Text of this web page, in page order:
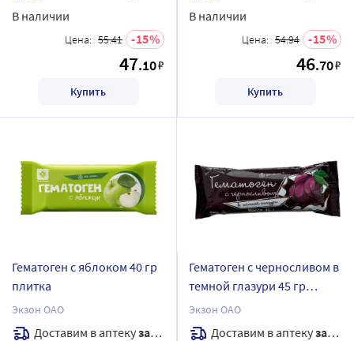
В наличии
Цена: 55.41 15
47.10₽
Купить
В наличии
Цена: 54.94 15
46.70₽
Купить
Гематоген с яблоком 40 гр
плитка
Экзон ОАО
Доставим в аптекузавтра
Гематоген с черносливом в
темной глазури 45 гр
плитка/экзон
Экзон ОАО
Доставим в аптекузавтра